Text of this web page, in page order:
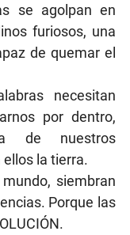
se agolpan en
furiosos, una
de quemar el
necesitan
por dentro,
de nuestros
la tierra.
siembran
Porque las